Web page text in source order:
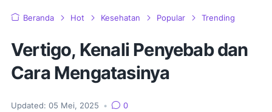
Beranda Hot Kesehatan Popular Trending
Vertigo, Kenali Penyebab dan
Cara Mengatasinya
Updated: 05 Mei, 2025 •
0